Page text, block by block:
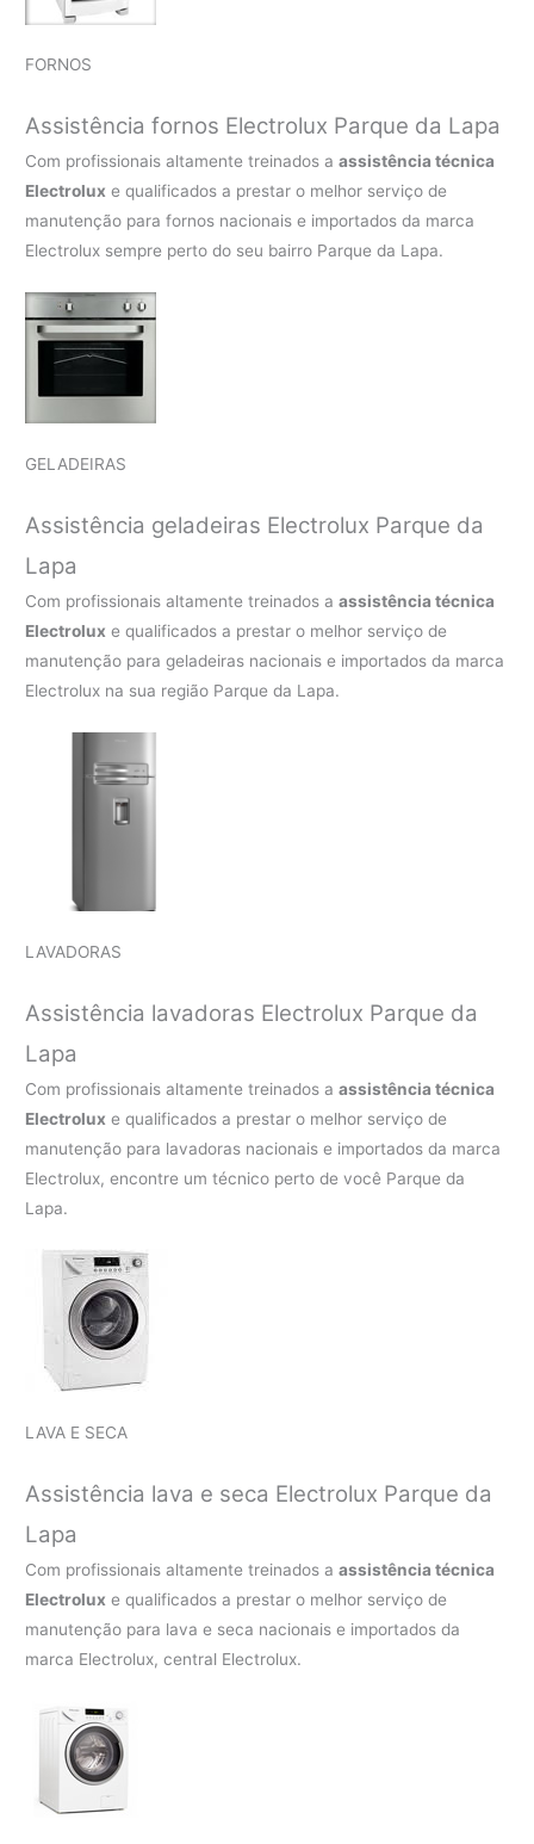
FORNOS
Assistência fornos Electrolux Parque da Lapa
Com profissionais altamente treinados aassistência técnica
Electrolux e qualificados a prestar o melhor serviço de
manutenção para fornos nacionais e importados da marca
Electrolux sempre perto do seu bairro Parque da Lapa.
GELADEIRAS
Assistência geladeiras Electrolux Parque da
Lapa
Com profissionais altamente treinados aassistência técnica
Electrolux e qualificados a prestar o melhor serviço de
manutenção para geladeiras nacionais e importados da marca
Electrolux na sua região Parque da Lapa.
LAVADORAS
Assistência lavadoras Electrolux Parque da
Lapa
Com profissionais altamente treinados aassistência técnica
Electrolux e qualificados a prestar o melhor serviço de
manutenção para lavadoras nacionais e importados da marca
Electrolux, encontre um técnico perto de você Parque da
Lapa.
LAVA E SECA
Assistência lava e seca Electrolux Parque da
Lapa
Com profissionais altamente treinados aassistência técnica
Electrolux e qualificados a prestar o melhor serviço de
manutenção para lava e seca nacionais e importados da
marca Electrolux, central Electrolux.